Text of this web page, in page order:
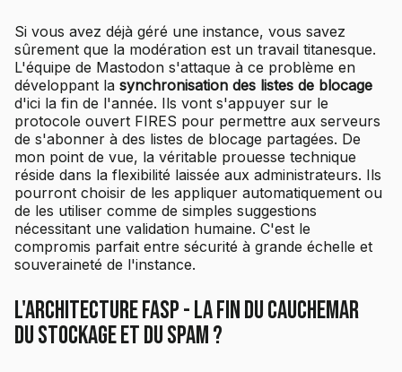
Si vous avez déjà géré une instance, vous savez
sûrement que la modération est un travail titanesque.
L'équipe de Mastodon s'attaque à ce problème en
développant la synchronisation des listes de blocage
d'ici la fin de l'année. Ils vont s'appuyer sur le
protocole ouvert FIRES pour permettre aux serveurs
de s'abonner à des listes de blocage partagées. De
mon point de vue, la véritable prouesse technique
réside dans la flexibilité laissée aux administrateurs. Ils
pourront choisir de les appliquer automatiquement ou
de les utiliser comme de simples suggestions
nécessitant une validation humaine. C'est le
compromis parfait entre sécurité à grande échelle et
souveraineté de l'instance.
L'architecture FASP - La fin du cauchemar
du stockage et du spam ?